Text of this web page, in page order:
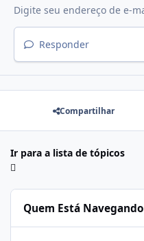
Responder
Compartilhar
Ir para a lista de tópicos
Quem Está Navegando